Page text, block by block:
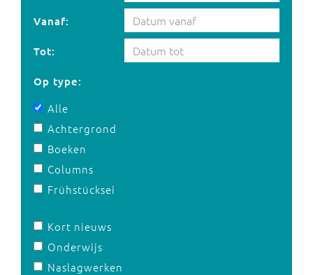
Vanaf:
Tot:
Op type:
Alle
Achtergrond
Boeken
Columns
Frühstücksei
Kort nieuws
Onderwijs
Naslagwerken